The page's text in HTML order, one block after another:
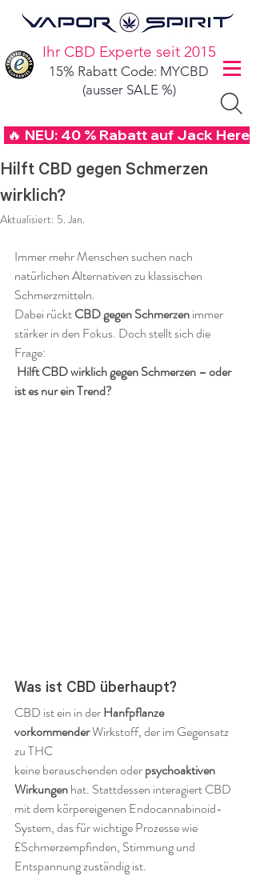
Ihr CBD Experte seit 2015
15% Rabatt Code: MYCBD
(ausser SALE %)
🔥 NEU: 40 % Rabatt auf Jack
Hilft CBD gegen Schmerzen
wirklich?
Aktualisiert: 5. Jan.
Immer mehr Menschen suchen nach
natürlichen Alternativen zu klassischen
Schmerzmitteln.
Dabei rückt CBD gegen Schmerzen immer
stärker in den Fokus. Doch stellt sich die
Frage:
Hilft CBD wirklich gegen Schmerzen – oder
ist es nur ein Trend?
Was ist CBD überhaupt?
CBD ist ein in der Hanfpflanze
vorkommender Wirkstoff, der im Gegensatz
zu THC
keine berauschenden oder psychoaktiven
Wirkungen hat. Stattdessen interagiert CBD
mit dem körpereigenen Endocannabinoid-
System, das für wichtige Prozesse wie
£Schmerzempfinden, Stimmung und
Entspannung zuständig ist.